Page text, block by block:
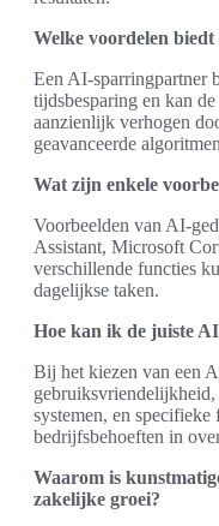
Welke voordelen
Een AI-sparringpartner
tijdsbesparing en kan
aanzienlijk verhogen
geavanceerde
Wat zijn enkele
Voorbeelden van AI-
Assistant, Microsoft
verschillende functies
dagelijkse taken.
Hoe kan ik de juiste
Bij het kiezen van een
gebruiksvriendelijkheid,
systemen, en
bedrijfsbehoeften in
Waarom is
zakelijke groei?